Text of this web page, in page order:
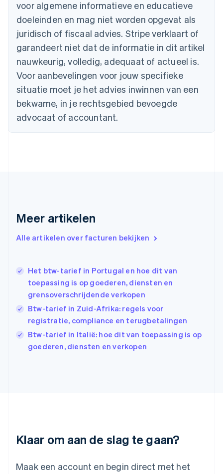
voor algemene informatieve en educatieve
doeleinden en mag niet worden opgevat als
juridisch of fiscaal advies. Stripe verklaart of
garandeert niet dat de informatie in dit artikel
nauwkeurig, volledig, adequaat of actueel is.
Voor aanbevelingen voor jouw specifieke
situatie moet je het advies inwinnen van een
bekwame, in je rechtsgebied bevoegde
advocaat of accountant.
Meer artikelen
Alle artikelen over facturen bekijken
Het btw-tarief in Portugal en hoe dit van
toepassing is op goederen, diensten en
grensoverschrijdende verkopen
Btw-tarief in Zuid-Afrika: regels voor
registratie, compliance en terugbetalingen
Btw-tarief in Italië: hoe dit van toepassing is op
goederen, diensten en verkopen
Klaar om aan de slag te gaan?
Maak een account en begin direct met het
English
België
Nederlands FrançaisDeutschEnglish
Português English
Bulgarije
Canada
EnglishFrançais
Cyprus
Denemarken
English
Gibraltar
English
Hongkong SAR, China
English简体中文
Ierland
India
English
Italië
Litouwen
Luxemburg